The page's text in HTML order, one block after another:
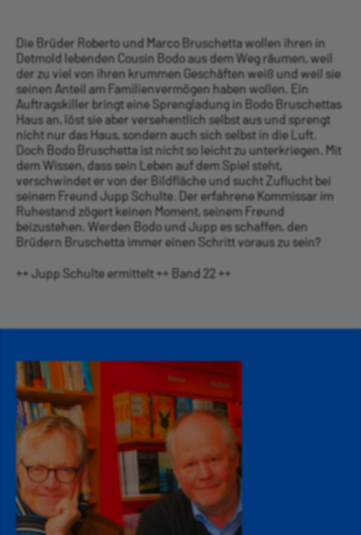
Die Brüder Roberto und Marco Bruschetta wollen ihren in
Detmold lebenden Cousin Bodo aus dem Weg räumen, weil
der zu viel von ihren krummen Geschäften weiß und weil sie
seinen Anteil am Familienvermögen haben wollen. Ein
Auftragskiller bringt eine Sprengladung in Bodo Bruschettas
Haus an, löst sie aber versehentlich selbst aus und sprengt
nicht nur das Haus, sondern auch sich selbst in die Luft.
Doch Bodo Bruschetta ist nicht so leicht zu unterkriegen. Mit
dem Wissen, dass sein Leben auf dem Spiel steht,
verschwindet er von der Bildfläche und sucht Zuflucht bei
seinem Freund Jupp Schulte. Der erfahrene Kommissar im
Ruhestand zögert keinen Moment, seinem Freund
beizustehen. Werden Bodo und Jupp es schaffen, den
Brüdern Bruschetta immer einen Schritt voraus zu sein?
++ Jupp Schulte ermittelt ++ Band 22 ++